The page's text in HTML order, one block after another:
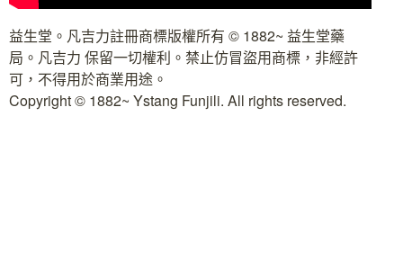
益生堂。凡吉力註冊商標版權所有 © 1882~ 益生堂藥
局。凡吉力 保留一切權利。禁止仿冒盜用商標，非經許
可，不得用於商業用途。
Copyright © 1882~ Ystang Funjili. All rights reserved.